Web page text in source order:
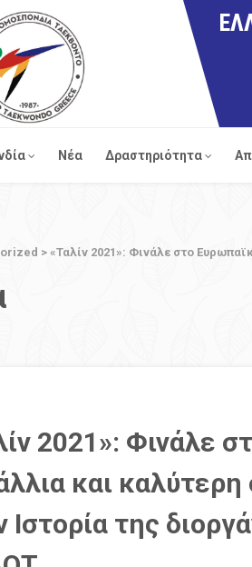
Νέα Δραστηριότητα
> «Ταλίν 2021»: Φινάλε στο
2021»: Φινάλε
και
Ιστορία της